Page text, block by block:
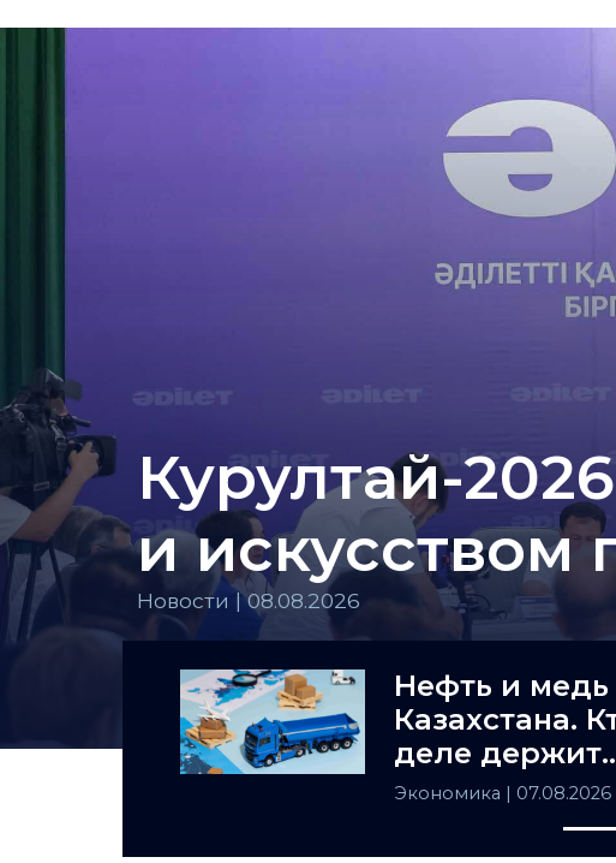
Курултай-
и искусством
Новости | 08.08.2026
Нефть и медь
Казахстана.
деле держит
Центральную
Экономика | 07.08.2026